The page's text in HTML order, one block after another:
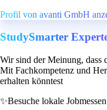
Profil von avanti GmbH
StudySmarter
Wir sind der Meinung, dass
Mit Fachkompetenz und
erhalten könntest
✨Besuche lokale Jobmessen